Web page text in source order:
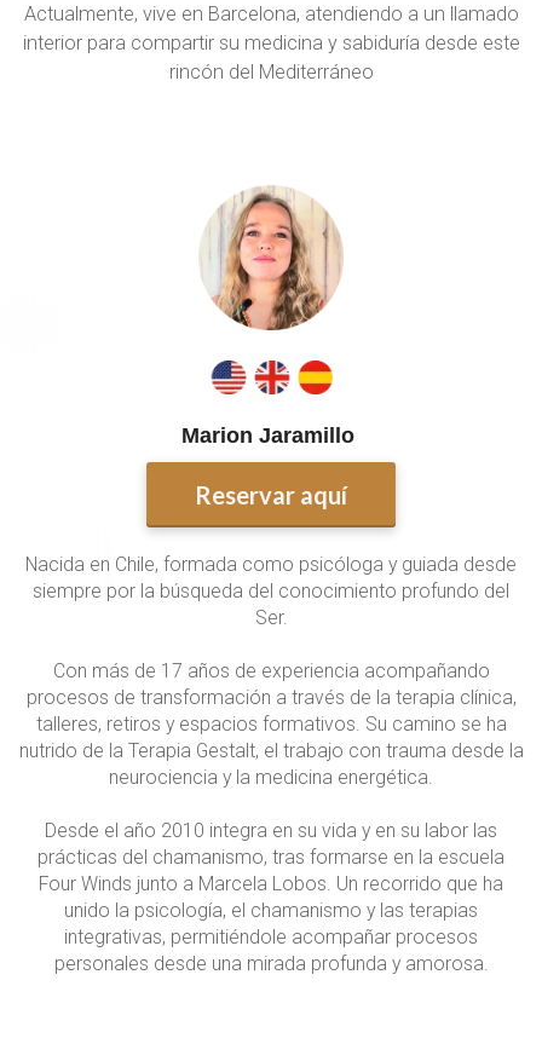
Actualmente, vive en Barcelona, atendiendo a un llamado
interior para compartir su medicina y sabiduría desde este
rincón del Mediterráneo
Marion Jaramillo
Reservar aquí
Nacida en Chile, formada como psicóloga y guiada desde
siempre por la búsqueda del conocimiento profundo del
Ser.
Con más de 17 años de experiencia acompañando
procesos de transformación a través de la terapia clínica,
talleres, retiros y espacios formativos. Su camino se ha
nutrido de la Terapia Gestalt, el trabajo con trauma desde la
neurociencia y la medicina energética.
Desde el año 2010 integra en su vida y en su labor las
prácticas del chamanismo, tras formarse en la escuela
Four Winds junto a Marcela Lobos. Un recorrido que ha
unido la psicología, el chamanismo y las terapias
integrativas, permitiéndole acompañar procesos
personales desde una mirada profunda y amorosa.